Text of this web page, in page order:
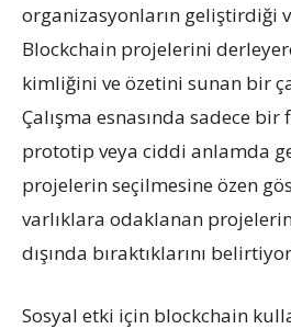
organizasyonların geliştirdiği
Blockchain projelerini
kimliğini ve özetini sunan bir
Çalışma esnasında sadece
prototip veya ciddi anlamda
projelerin seçilmesine özen
varlıklara odaklanan
dışında bıraktıklarını
Sosyal etki için blockchain